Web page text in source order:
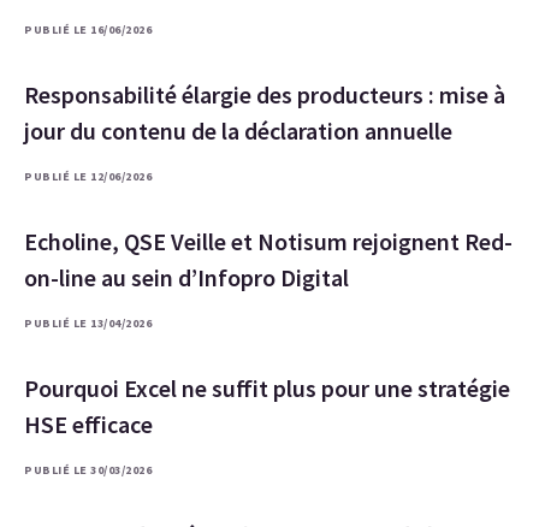
PUBLIÉ LE 16/06/2026
Responsabilité élargie des producteurs : mise à
jour du contenu de la déclaration annuelle
PUBLIÉ LE 12/06/2026
Echoline, QSE Veille et Notisum rejoignent Red-
on-line au sein d’Infopro Digital
PUBLIÉ LE 13/04/2026
Pourquoi Excel ne suffit plus pour une stratégie
HSE efficace
PUBLIÉ LE 30/03/2026